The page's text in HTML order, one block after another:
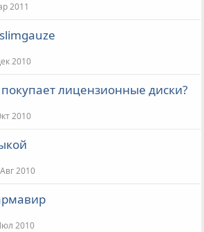
2011
2010
лицензионные диски?
2010
2010
2010